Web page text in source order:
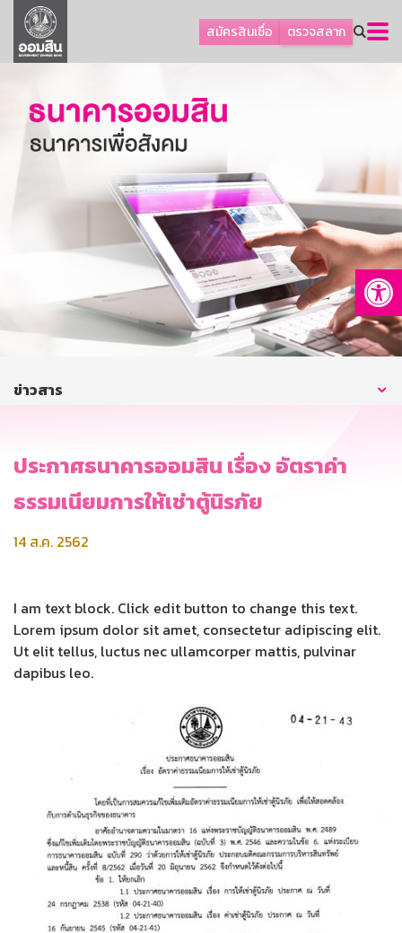
สมัครสินเชื่อ ตรวจสลาก
ลูกค้าธุรกิจ
ลูกค้าผู้ประกอบรายย่อย
ออมเพื่อสุข
เกี่ยวกับธนาคาร
การพัฒนาที่ยั่งยืน
บริการทางการเงิน
ติดต่อเรา
บริการออนไลน์
ข่าวสาร
ประกาศธนาคารออมสิน เรื่อง อัตราค่า
ธรรมเนียมการให้เช่าตู้นิรภัย
14 ส.ค. 2562
I am text block. Click edit button to change this text.
Lorem ipsum dolor sit amet, consectetur adipiscing elit.
Ut elit tellus, luctus nec ullamcorper mattis, pulvinar
dapibus leo.